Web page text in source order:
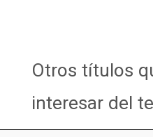
Otros títulos
interesar del